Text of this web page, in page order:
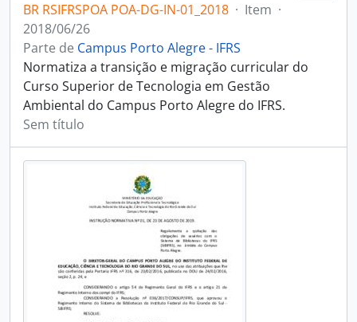
BR RSIFRSPOA POA-DG-IN-01_2018 · Item ·
2018/06/26
Parte de Campus Porto Alegre - IFRS
Normatiza a transição e migração curricular do
Curso Superior de Tecnologia em Gestão
Ambiental do Campus Porto Alegre do IFRS.
Sem título